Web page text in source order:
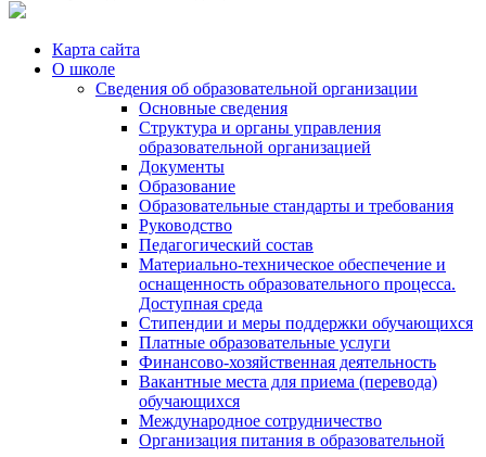
Карта сайта
О школе
Сведения об образовательной организации
Основные сведения
Структура и органы управления
образовательной организацией
Документы
Образование
Образовательные стандарты и требования
Руководство
Педагогический состав
Материально-техническое обеспечение и
оснащенность образовательного процесса.
Доступная среда
Стипендии и меры поддержки обучающихся
Платные образовательные услуги
Финансово-хозяйственная деятельность
Вакантные места для приема (перевода)
обучающихся
Международное сотрудничество
Организация питания в образовательной